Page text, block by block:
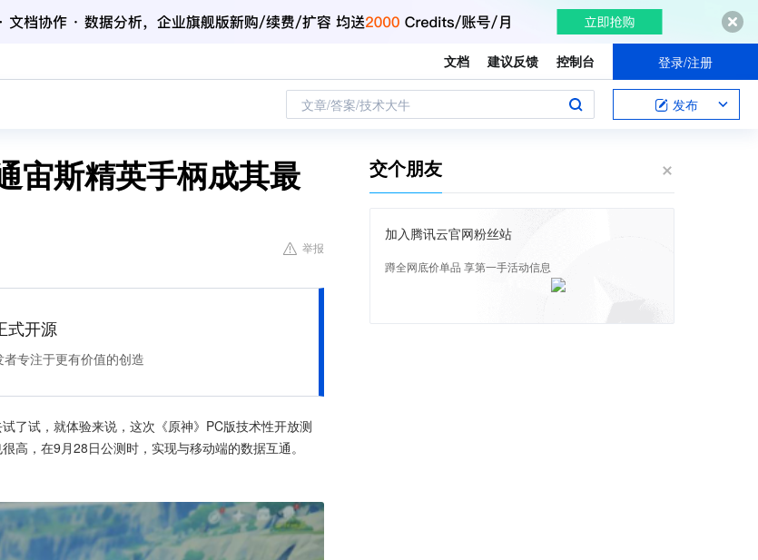
文档 建议反馈 控制台 登录/注册
文章/答案/技术大牛 发布
宙斯精英手柄成其最
举报
式开源
专注于更有价值的创造
了试，就体验来说，这次《原神》PC版技术性开放测
高，在9月28日公测时，实现与移动端的数据互通。
交个朋友
加入腾讯云官网粉丝站
蹲全网底价单品 享第一手活动信息